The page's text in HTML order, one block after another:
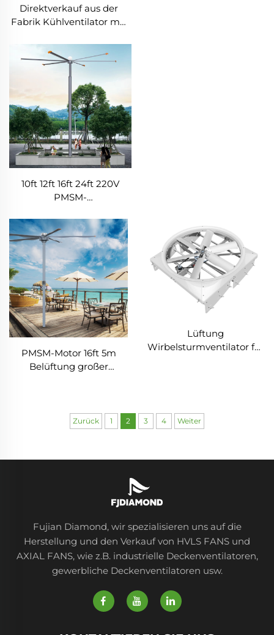
Direktverkauf aus der
Fabrik Kühlventilator mit
für Milchviehställe,
wandmontierter
Kühlventilator für
Milchkühe und
Farmhäuser
10ft 12ft 16ft 24ft 220V
PMSM-
PMSM-Motor 16ft 5m
Belüftung großer
Deckenventilator,
Lüftung
Wirbelsturmventilator für
Wandventilator 6 Stück
Zurück 1 2 3 4 Weiter
Fujian Diamond, wir spezialisieren uns auf die
Herstellung und den Verkauf von HVLS FANS und
AXIAL FANS, wie z.B. industrielle Deckenventilatoren,
gewerbliche Deckenventilatoren usw.